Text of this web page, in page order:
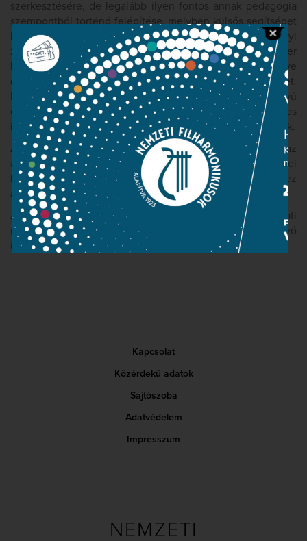
szerkesztésére, de legalább ilyen fontos annak pedagógia
szempontból történő felépítése, melyben külsős segítséget
is kérünk. Kamarazenei koncertjeink illetve a helyi
zeneiskolák tehetséges gyerekeivel folytatott Kis-mester
kurzusok anyagát a fogadó iskolák tanáraival egyeztetve
dolgozzuk ki, így személyesen is érdekeltté tesszük őket.
Ennek különösen nagy jelentősége van a hosszú távú
együttműködések kialakításában, ahol a tanárok is hasznos
impulzusokat kaphatnak, amit aztán diákjaiknak átadhatnak.
A koncertek ingyenesek. Az egyes koncertek programját az
adott közönség számához, életkorához, zenei
képzettségéhez, az adott helyszín kínálta lehetőségekhez
alakítjuk.
A koncert helyszínek a jövőben bővülnek, mivel pályázati
rendszert kívánunk kidolgozni a programban résztvevő
intézmények számára.
Kapcsolat
Közérdekű adatok
Sajtószoba
Adatvédelem
Impresszum
NEMZETI